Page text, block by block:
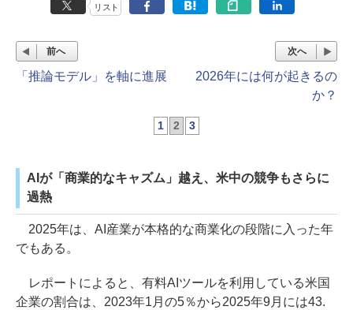
リスト
前へ
「推論モデル」を軸に進展
次へ
2026年には何が起きるの
か？
1 2 3
AIが「商業的なキャズム」越え、米中の競争もさらに
過熱
2025年は、AI産業が本格的な商業化の段階に入った年
でもある。
レポートによると、有料AIツールを利用している米国
企業の割合は、2023年1月の5％から2025年9月には43.